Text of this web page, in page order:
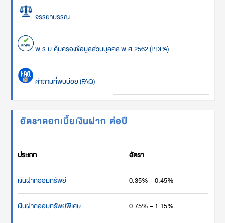
จรรยาบรรณ
พ.ร.บ.คุ้มครองข้อมูลส่วนบุคคล พ.ศ.2562 (PDPA)
คำถามที่พบบ่อย (FAQ)
อัตราดอกเบี้ยเงินฝาก ต่อปี
ประเภท อัตรา
เงินฝากออมทรัพย์ 0.35% – 0.45%
เงินฝากออมทรัพย์พิเศษ 0.75% – 1.15%